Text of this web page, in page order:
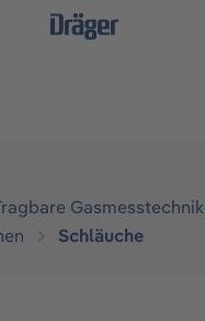
springen
Gasmesstechnik
Schläuche